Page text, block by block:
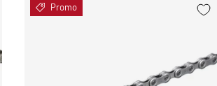
Promo